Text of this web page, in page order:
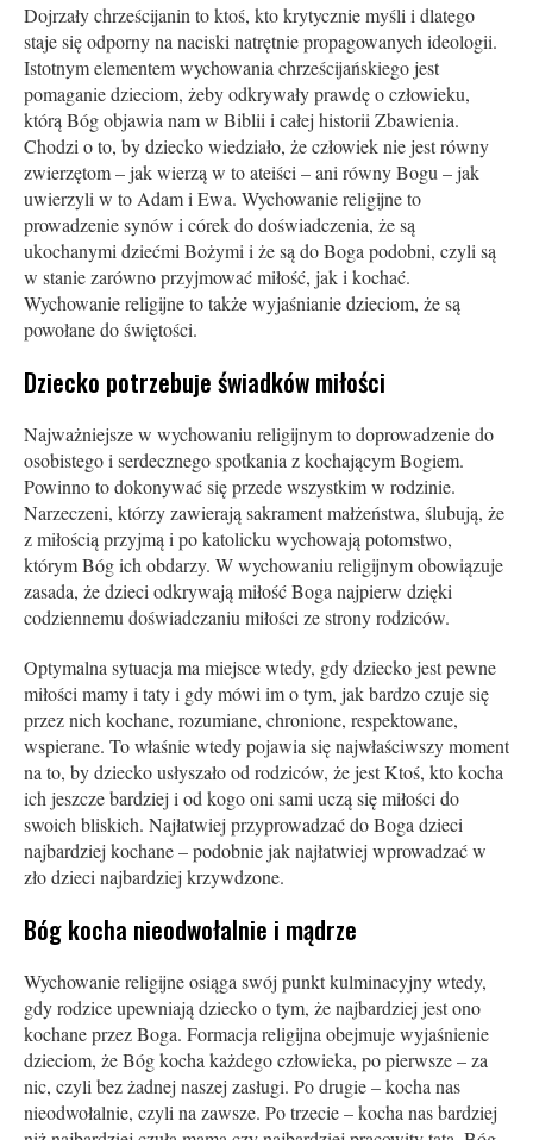
Dojrzały chrześcijanin to ktoś, kto krytycznie myśli i dlatego
staje się odporny na naciski natrętnie propagowanych ideologii.
Istotnym elementem wychowania chrześcijańskiego jest
pomaganie dzieciom, żeby odkrywały prawdę o człowieku,
którą Bóg objawia nam w Biblii i całej historii Zbawienia.
Chodzi o to, by dziecko wiedziało, że człowiek nie jest równy
zwierzętom – jak wierzą w to ateiści – ani równy Bogu – jak
uwierzyli w to Adam i Ewa. Wychowanie religijne to
prowadzenie synów i córek do doświadczenia, że są
ukochanymi dziećmi Bożymi i że są do Boga podobni, czyli są
w stanie zarówno przyjmować miłość, jak i kochać.
Wychowanie religijne to także wyjaśnianie dzieciom, że są
powołane do świętości.
Dziecko potrzebuje świadków miłości
Najważniejsze w wychowaniu religijnym to doprowadzenie do
osobistego i serdecznego spotkania z kochającym Bogiem.
Powinno to dokonywać się przede wszystkim w rodzinie.
Narzeczeni, którzy zawierają sakrament małżeństwa, ślubują, że
z miłością przyjmą i po katolicku wychowają potomstwo,
którym Bóg ich obdarzy. W wychowaniu religijnym obowiązuje
zasada, że dzieci odkrywają miłość Boga najpierw dzięki
codziennemu doświadczaniu miłości ze strony rodziców.
Optymalna sytuacja ma miejsce wtedy, gdy dziecko jest pewne
miłości mamy i taty i gdy mówi im o tym, jak bardzo czuje się
przez nich kochane, rozumiane, chronione, respektowane,
wspierane. To właśnie wtedy pojawia się najwłaściwszy moment
na to, by dziecko usłyszało od rodziców, że jest Ktoś, kto kocha
ich jeszcze bardziej i od kogo oni sami uczą się miłości do
swoich bliskich. Najłatwiej przyprowadzać do Boga dzieci
najbardziej kocha­ne – podobnie jak najłatwiej wprowadzać w
zło dzieci najbardziej krzywdzone.
Bóg kocha nieodwołalnie i mądrze
Wychowanie religijne osiąga swój punkt kulminacyjny wtedy,
gdy rodzice upewniają dziecko o tym, że najbardziej jest ono
kochane przez Boga. Formacja religijna obejmuje wyjaśnienie
dzieciom, że Bóg kocha każdego człowieka, po pierwsze – za
nic, czyli bez żadnej naszej zasługi. Po drugie – kocha nas
nieodwołalnie, czyli na zawsze. Po trzecie – kocha nas bardziej